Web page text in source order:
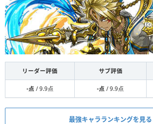
リーダー評価 サブ評価
-点 / 9.9点 -点 / 9.9点
最強キャラランキングを見る